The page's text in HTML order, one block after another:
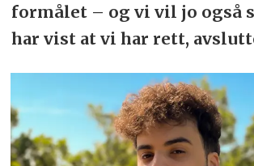
formålet – og vi vil jo også
har vist at vi har rett,